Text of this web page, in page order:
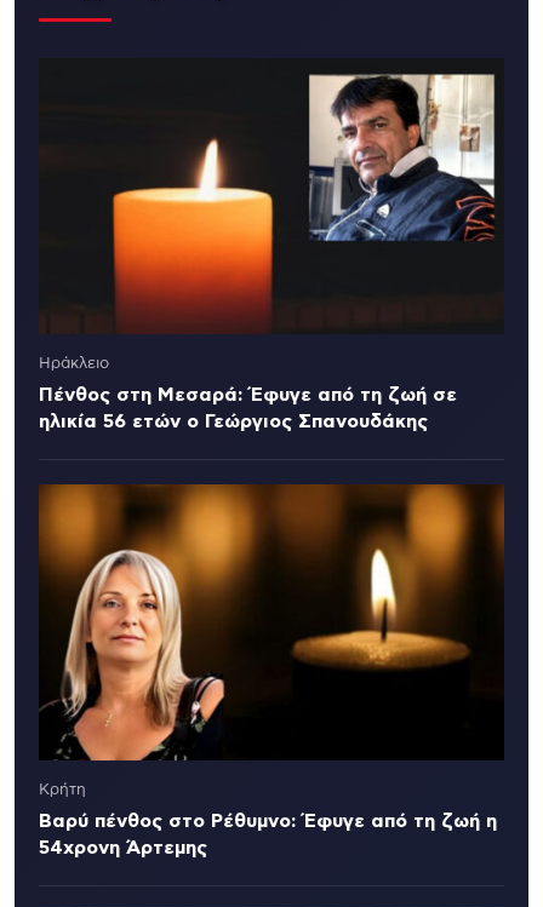
Ηράκλειο
Πένθος στη Μεσαρά: Έφυγε από τη ζωή σε
ηλικία 56 ετών ο Γεώργιος Σπανουδάκης
Κρήτη
Βαρύ πένθος στο Ρέθυμνο: Έφυγε από τη ζωή η
54χρονη Άρτεμης